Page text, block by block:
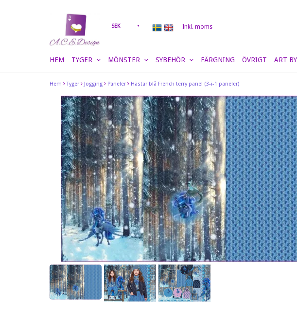
Hem Tyger Jogging Paneler Hästar blå French terry panel (3-i-1 paneler)
SEK Inkl. moms
HEM TYGER MÖNSTER SYBEHÖR FÄRGNING ÖVRIGT ART